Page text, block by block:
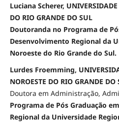
Luciana Scherer, UNIVERSIDADE
DO RIO GRANDE DO SUL
Doutoranda no Programa de
Desenvolvimento Regional da
Noroeste do Rio Grande do Sul.
Lurdes Froemming,
NOROESTE DO RIO GRANDE DO
Doutora em Administração,
Programa de Pós Graduação
Regional da Universidade